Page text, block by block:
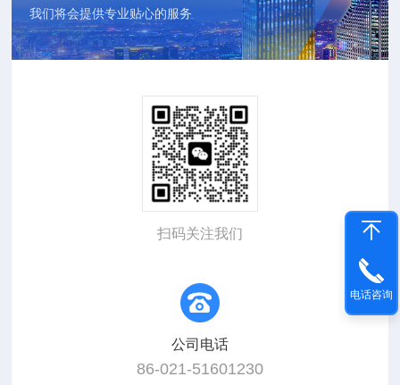
我们将会提供专业贴心的服务
扫码关注我们
公司电话
86-021-51601230
电话咨询